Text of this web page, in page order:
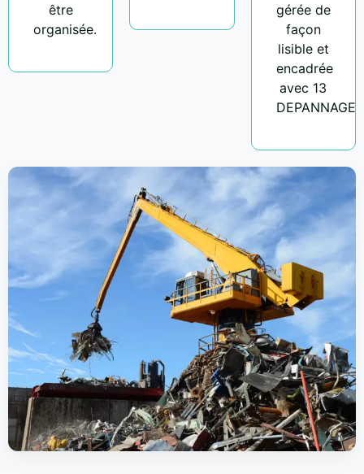
être
organisée.
gérée de
façon
lisible et
encadrée
avec 13
DEPANNAGE.